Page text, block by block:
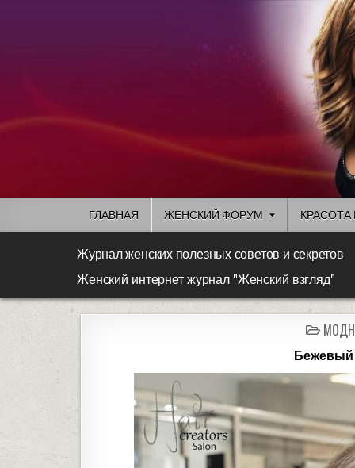
ГЛАВНАЯ ЖЕНСКИЙ ФОРУМ КРАСОТА
Журнал женских полезных советов и секретов
Женский интернет журнал "Женский взгляд"
Бежевый